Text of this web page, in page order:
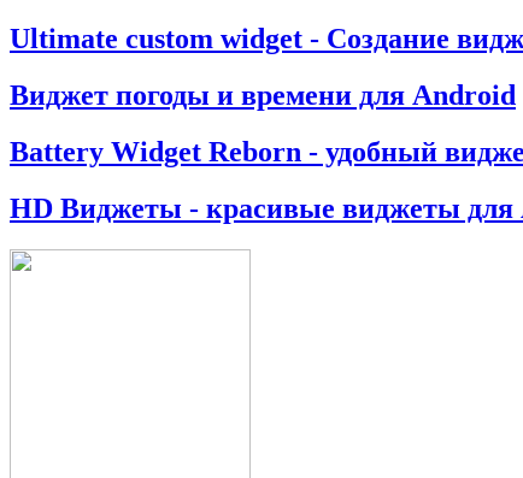
Ultimate custom widget - Создание
Виджет погоды и времени для Android
Battery Widget Reborn - удобный
HD Виджеты - красивые виджеты для